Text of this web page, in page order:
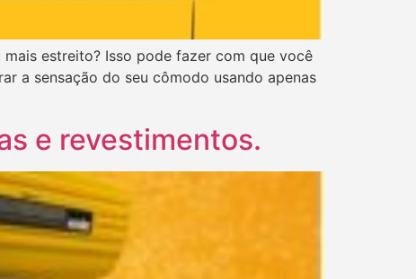
estreito? Isso pode fazer com que você
a sensação do seu cômodo usando apenas
e revestimentos.